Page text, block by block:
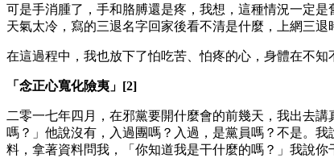
可是手消腫了，手和胳膊還是疼，我想，這種情況一定
天氣太冷，寫的三退名字回家後看不清是什麼，上網三退
在這過程中，我也放下了怕吃苦、怕疼的心，身體在不知
「念正心寬化險夷」[2]
二零一七年四月，在邪黨要開什麼會的前幾天，我出去
嗎？」他說沒有，入過團嗎？入過，是黨員嗎？不是。
料，拿著資料問我，「你知道我是干什麼的嗎？」我說